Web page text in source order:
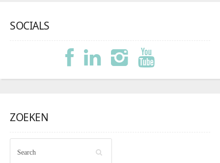
SOCIALS
ZOEKEN